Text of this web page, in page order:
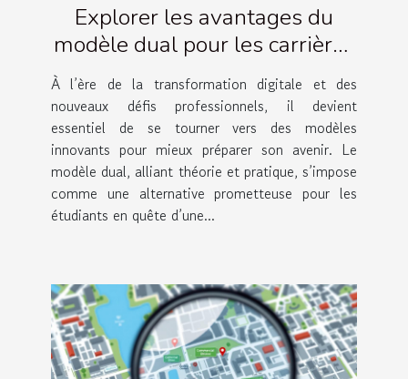
Explorer les avantages du
modèle dual pour les carrières
futures
À l’ère de la transformation digitale et des
nouveaux défis professionnels, il devient
essentiel de se tourner vers des modèles
innovants pour mieux préparer son avenir. Le
modèle dual, alliant théorie et pratique, s’impose
comme une alternative prometteuse pour les
étudiants en quête d’une...